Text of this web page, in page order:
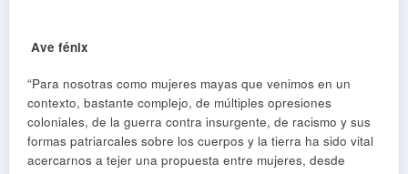
Ave fénix
“Para nosotras como mujeres mayas que venimos en un
contexto, bastante complejo, de múltiples opresiones
coloniales, de la guerra contra insurgente, de racismo y sus
formas patriarcales sobre los cuerpos y la tierra ha sido vital
acercarnos a tejer una propuesta entre mujeres, desde